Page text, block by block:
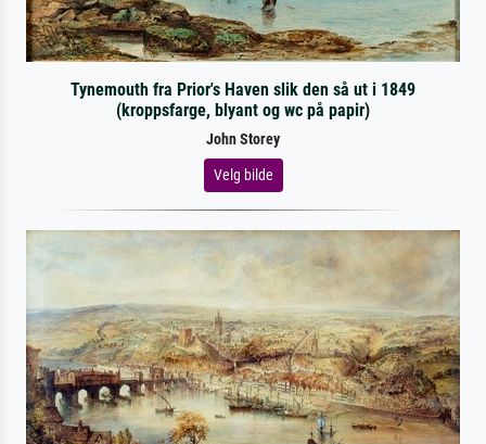
Tynemouth fra Prior's Haven slik den så ut i 1849
(kroppsfarge, blyant og wc på papir)
John Storey
Velg bilde